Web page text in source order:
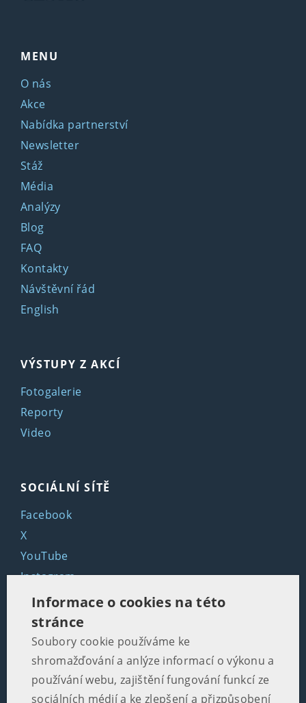
MENU
O nás
Akce
Nabídka partnerství
Newsletter
Stáž
Média
Analýzy
Blog
FAQ
Kontakty
Návštěvní řád
English
VÝSTUPY Z AKCÍ
Fotogalerie
Reporty
Video
SOCIÁLNÍ SÍTĚ
Facebook
X
YouTube
Instagram
LinkedIn
KONTAKTY
Martinská 2, 110 00 Praha 1
Informace o cookies na této
stránce
Soubory cookie používáme ke
shromažďování a anlýze informací o výkonu a
používání webu, zajištění fungování funkcí ze
sociálních médií a ke zlepšení a přizpůsobení